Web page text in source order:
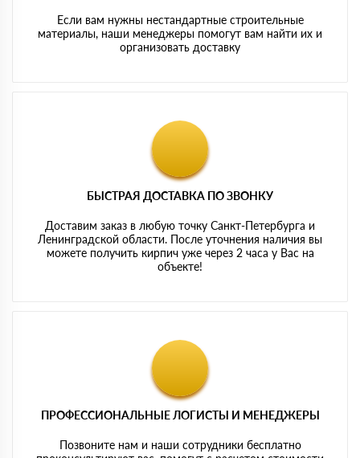
Если вам нужны нестандартные строительные
материалы, наши менеджеры помогут вам найти их и
организовать доставку
БЫСТРАЯ ДОСТАВКА ПО ЗВОНКУ
Доставим заказ в любую точку Санкт-Петербурга и
Ленинградской области. После уточнения наличия вы
можете получить кирпич уже через 2 часа у Вас на
объекте!
ПРОФЕССИОНАЛЬНЫЕ ЛОГИСТЫ И МЕНЕДЖЕРЫ
Позвоните нам и наши сотрудники бесплатно